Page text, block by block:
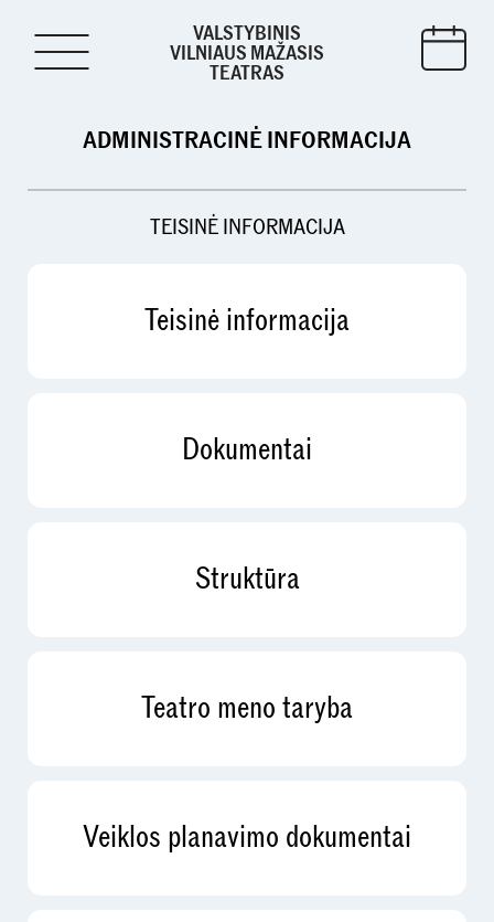
VALSTYBINIS
VILNIAUS MAŽASIS
TEATRAS
ADMINISTRACINĖ INFORMACIJA
TEISINĖ INFORMACIJA
Teisinė informacija
Dokumentai
Struktūra
Teatro meno taryba
Veiklos planavimo dokumentai